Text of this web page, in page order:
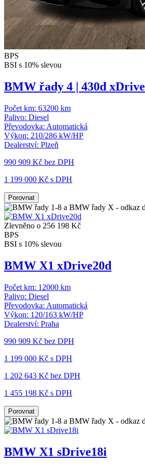
BPS
BSI s 10% slevou
BMW řady 4 | 430d xDrive
Počet km: 63200 km
Palivo: Diesel
Převodovka: Automatická
Výkon: 210/286 kW/HP
Dealerství: Plzeň
990 909 Kč bez DPH
1 199 000 Kč s DPH
Porovnat
Zlevněno o 256 198 Kč
BPS
BSI s 10% slevou
BMW X1 xDrive20d
Počet km: 12000 km
Palivo: Diesel
Převodovka: Automatická
Výkon: 120/163 kW/HP
Dealerství: Praha
990 909 Kč bez DPH
1 199 000 Kč s DPH
1 202 643 Kč bez DPH
1 455 198 Kč s DPH
Porovnat
BMW X1 sDrive18i